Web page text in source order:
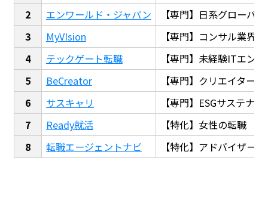
エンワールド・ジャパン
【専門】日系グローバ
MyVIsion
【専門】コンサル業界
テックゲート転職
【専門】未経験ITエン
BeCreator
【専門】クリエイター
サスキャリ
【専門】ESGサステナ
Ready就活
【特化】女性の転職
転職エージェントナビ
【特化】アドバイザー